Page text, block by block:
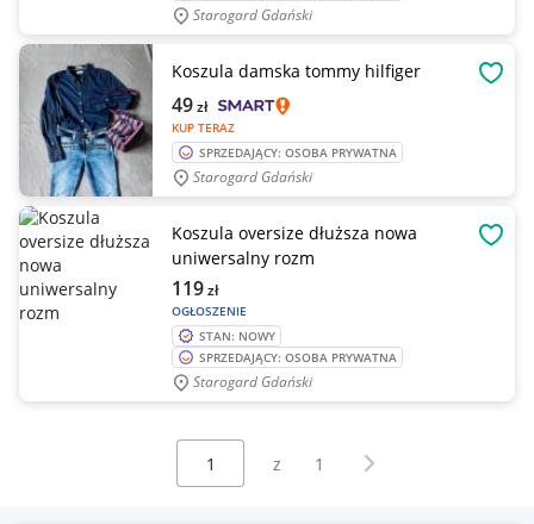
Starogard Gdański
Koszula damska tommy hilfiger
KUP TERAZ
49zł
SPRZEDAJĄCY: OSOBA PRYWATNA
Starogard Gdański
Koszula oversize dłuższa nowa
uniwersalny rozm
OGŁOSZENIE
119zł
STAN: NOWY
SPRZEDAJĄCY: OSOBA PRYWATNA
Starogard Gdański
Wybierz stronę:
z 1 Następna strona